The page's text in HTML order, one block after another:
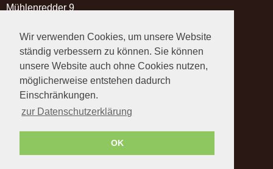
Wir verwenden Cookies, um unsere Website
ständig verbessern zu können. Sie können
unsere Website auch ohne Cookies nutzen,
möglicherweise entstehen dadurch
Einschränkungen.
zur Datenschutzerklärung
OK
Mühlenredder 9
Kontakt
Telefon:+49 4151 89 89 37
Telefax: +49 4151 89 89 38
E-Mail:
Rechtliches
Widerruf